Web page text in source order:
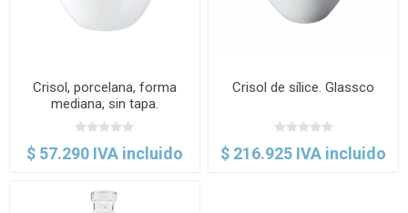
Crisol, porcelana, forma
mediana, sin tapa.
Haldenwanger
$ 57.290 IVA incluido
Crisol de sílice. Glassco
$ 216.925 IVA incluido